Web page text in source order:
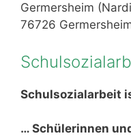
Germersheim
76726
Schulsozialarbeit
… Schülerinnen